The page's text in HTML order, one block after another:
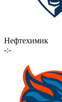
Нефтехимик
-:-